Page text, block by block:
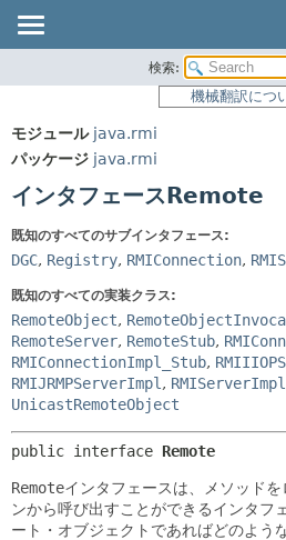
パッケージ
使用
ツリー
新規
非推奨
索引
サ
詳細:
検索:
機械翻訳につ
モジュール java.rmi
パッケージ java.rmi
インタフェースRemote
既知のすべてのサブインタフェース:
DGC, Registry, RMIConnection,
既知のすべての実装クラス:
RemoteObject,
RemoteServer, RemoteStub,
RMIConnectionImpl_Stub,
RMIJRMPServerImpl , RMIServerImpl
UnicastRemoteObject
public interface Remote
Remoteインタフェースは、メソッド
ンから呼び出すことができるインタフ
ート・オブジェクトであればどのよう